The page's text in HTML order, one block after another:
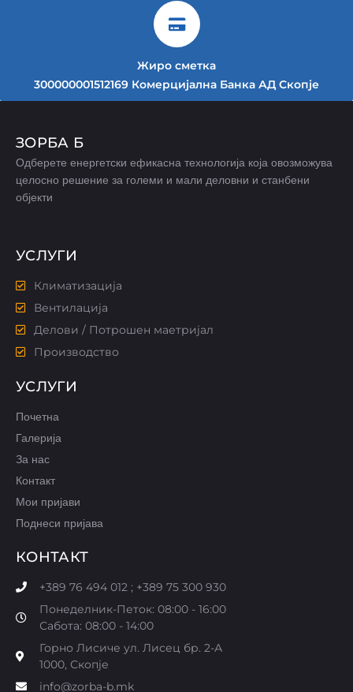
Жиро сметка
300000001512169 Комерцијална Банка АД Скопје
ЗОРБА Б
Одберете енергетски ефикасна технологија која овозможува
целосно решение за големи и мали деловни и станбени
објекти
УСЛУГИ
Климатизација
Вентилација
Делови / Потрошен маетријал
Производство
УСЛУГИ
Почетна
Галерија
За нас
Контакт
Мои пријави
Поднеси пријава
КОНТАКТ
+389 76 494 012 ; +389 75 300 930
Понеделник-Петок: 08:00 - 16:00
Сабота: 08:00 - 14:00
Горно Лисиче ул. Лисец бр. 2-А
1000, Скопје
info@zorba-b.mk